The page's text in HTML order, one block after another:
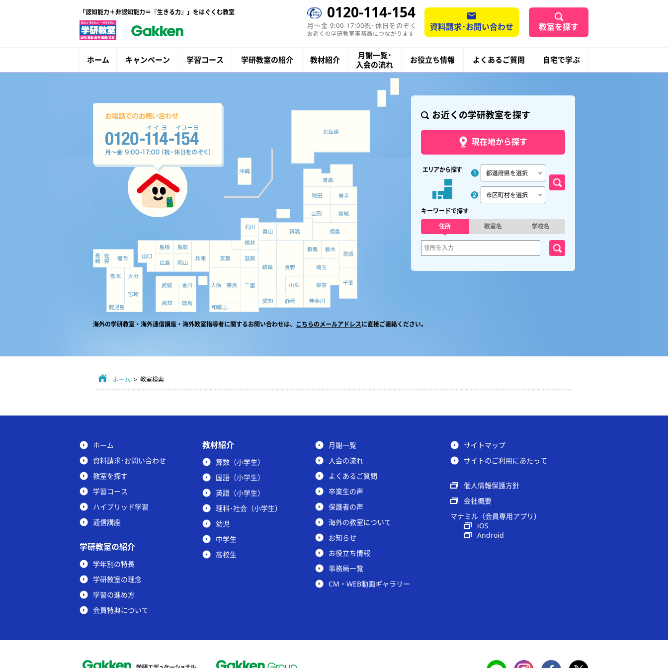
「認知能力＋非認知能力＝『生きる力』」をはぐくむ教室 0120-114-154
月〜金 9:00-17:00祝･休日をのぞく
お近くの学研教室事務局につながります
資料請求･お問い合わせ 教室を探す
ホーム キャンペーン 学習コース 学研教室の紹介 教材紹介
月謝一覧･
入会の流れ
お役立ち情報 よくあるご質問 自宅で学ぶ
お近くの学研教室を探す
現在地から探す
エリアから探す
キーワードで探す
住所
教室名 学校名
海外の学研教室・海外通信講座・海外教室指導者に関するお問い合わせは、 こちらのメールアドレスに直接ご連絡ください。
ホーム > 教室検索
ホーム
資料請求･お問い合わせ
教室を探す
学習コース
ハイブリッド学習
通信講座
学研教室の紹介
学年別の特長
学研教室の理念
学習の進め方
会員特典について
教材紹介
算数（小学生）
国語（小学生）
英語（小学生）
理科･社会（小学生）
幼児
中学生
高校生
月謝一覧
入会の流れ
よくあるご質問
卒業生の声
保護者の声
海外の教室について
お知らせ
お役立ち情報
事務局一覧
CM・WEB動画ギャラリー
サイトマップ
サイトのご利用にあたって
個人情報保護方針
会社概要
マナミル（会員専用アプリ）
iOS
Android